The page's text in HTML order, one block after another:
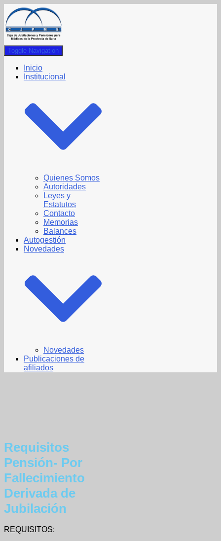
Toggle Navigation
Inicio
Institucional
Quienes Somos
Autoridades
Leyes y
Estatutos
Contacto
Memorias
Balances
Autogestión
Novedades
Novedades
Publicaciones de
afiliados
Requisitos
Pensión- Por
Fallecimiento
Derivada de
Jubilación
REQUISITOS: